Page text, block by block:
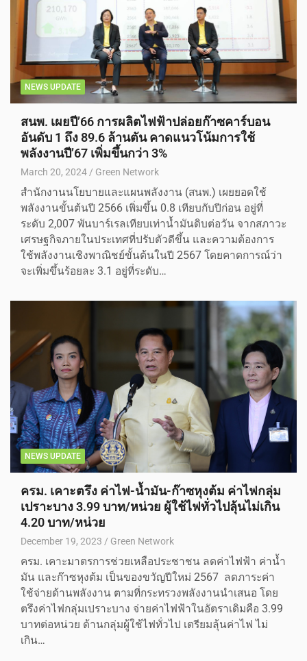
NEWS UPDATE
สนพ. เผยปี’66 การผลิตไฟฟ้าปล่อยก๊าซคาร์บอน
อันดับ 1 ถึง 89.6 ล้านตัน คาดแนวโน้มการใช้
พลังงานปี’67 เพิ่มขึ้นกว่า 3%
March 20, 2024 Green Network
สำนักงานนโยบายและแผนพลังงาน (สนพ.) เผยยอดใช้
พลังงานขั้นต้นปี 2566 เพิ่มขึ้น 0.8 เทียบกับปีก่อน อยู่ที่
ระดับ 2,007 พันบาร์เรลเทียบเท่าน้ำมันดิบต่อวัน จากสภาวะ
เศรษฐกิจภายในประเทศที่ปรับตัวดีขึ้น และความต้องการ
ใช้พลังงานเชิงพาณิชย์ขั้นต้นในปี 2567 โดยคาดการณ์ว่า
จะเพิ่มขึ้นร้อยละ 3.1 อยู่ที่ระดับ…
NEWS UPDATE
ครม. เคาะตรึง ค่าไฟ-น้ำมัน-ก๊าซหุงต้ม ค่าไฟกลุ่ม
เปราะบาง 3.99 บาท/หน่วย ผู้ใช้ไฟทั่วไปลุ้นไม่เกิน
4.20 บาท/หน่วย
December 19, 2023 Green Network
ครม. เคาะมาตรการช่วยเหลือประชาชน ลดค่าไฟฟ้า ค่าน้ำ
มัน และก๊าซหุงต้ม เป็นของขวัญปีใหม่ 2567 ลดภาระค่า
ใช้จ่ายด้านพลังงาน ตามที่กระทรวงพลังงานนำเสนอ โดย
ตรึงค่าไฟกลุ่มเปราะบาง จ่ายค่าไฟฟ้าในอัตราเดิมคือ 3.99
บาทต่อหน่วย ด้านกลุ่มผู้ใช้ไฟทั่วไป เตรียมลุ้นค่าไฟ ไม่
เกิน…